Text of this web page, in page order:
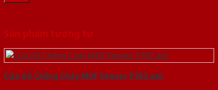
Sản phẩm tương tự
Cửa Gỗ Chống Cháy MDF Veneer P1R2 ash